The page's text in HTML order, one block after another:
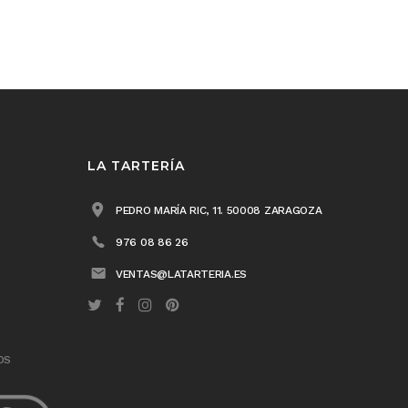
LA TARTERÍA
PEDRO MARÍA RIC, 11. 50008 ZARAGOZA
976 08 86 26
VENTAS@LATARTERIA.ES